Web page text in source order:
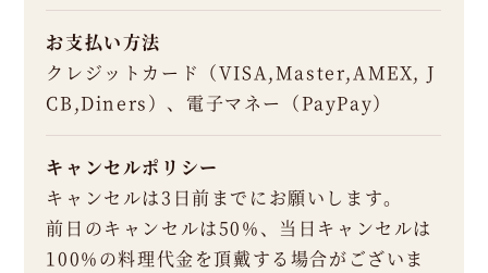
お支払い方法
クレジットカード（VISA,Master,AMEX, J
CB,Diners）、電子マネー（PayPay）
キャンセルポリシー
キャンセルは3日前までにお願いします。
前日のキャンセルは50%、当日キャンセルは
100%の料理代金を頂戴する場合がございま